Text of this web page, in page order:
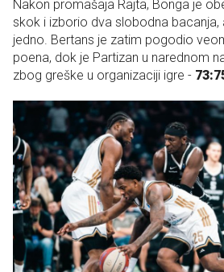
Nakon promašaja Rajta, Bonga je
skok i izborio dva slobodna
jedno. Bertans je zatim pogodio
poena, dok je Partizan u narednom
zbog greške u organizaciji igre -